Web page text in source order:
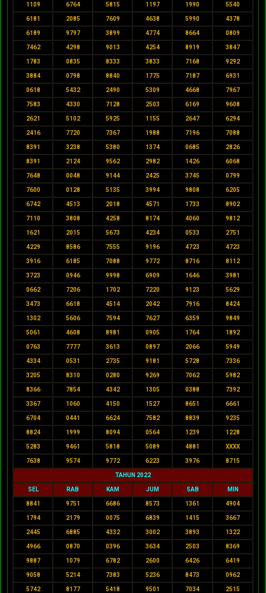
1109 6764 5815 1197 1990 5540
6181 2085 7609 4638 5990 4378
6189 9797 3899 4774 8664 0809
7462 4298 9013 4254 8919 3847
1783 0835 8333 3833 7168 9292
3884 0798 8840 1775 7187 6931
0618 5432 2490 5309 4668 7967
7583 4330 7128 2503 6169 9608
2621 5102 5925 1155 2647 6294
2416 7720 7367 1988 7196 7088
8391 3238 5380 1374 0685 2826
8391 2124 9562 2982 1426 6068
7648 0048 9144 2425 3745 0799
7600 0128 5135 3994 9808 6205
6742 4513 2018 4571 1733 8902
7110 3808 4258 8174 4060 9812
1621 2015 5673 4234 0533 2751
4229 8586 7555 9196 4723 4723
3916 6185 7088 9772 8716 8112
3723 0946 9998 6909 1646 3981
0662 7206 1702 7220 9123 5629
3473 6618 4514 2042 7916 8424
1302 5606 7594 7627 6359 9849
5061 4608 8981 0905 1764 1892
0763 7777 3613 0897 2066 5949
4334 0531 2735 9181 5728 7336
3205 8310 0280 9269 7062 5982
8366 7854 4342 1305 0388 7392
3367 1060 4150 1527 8651 6661
6704 0441 6624 7582 8839 9235
8824 1999 8094 0564 1239 1228
5283 9461 5818 5089 4881 XXXX
7638 9574 9772 6223 3976 8715
TAHUN 2022
SEL RAB KAM JUM SAB MIN
8841 9751 6686 8573 1361 4904
1794 2179 0075 6839 1415 3667
2445 6885 4332 3002 3893 1322
4966 0870 0396 3634 2503 8369
9887 1079 6782 2600 6426 6419
9058 5214 7383 5236 8473 0962
5742 8177 5418 9501 7034 2515